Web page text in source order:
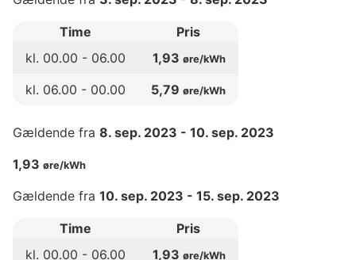
Time
Pris
kl. 00.00 - 06.00 1,93 øre/kWh
kl. 06.00 - 00.00 5,79 øre/kWh
Gældende fra 8. sep. 2023 - 10. sep. 2023
1,93 øre/kWh
Gældende fra 10. sep. 2023 - 15. sep. 2023
Time
Pris
kl. 00.00 - 06.00 1,93 øre/kWh